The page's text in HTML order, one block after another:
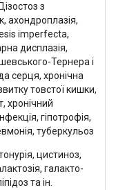
з
ахондроплазія,
imperfecta,
дисплазія,
Тернера і
серця, хронічна
товстої кишки,
хронічний
гіпотрофія,
туберкульоз
цистиноз,
галакто-
та ін.